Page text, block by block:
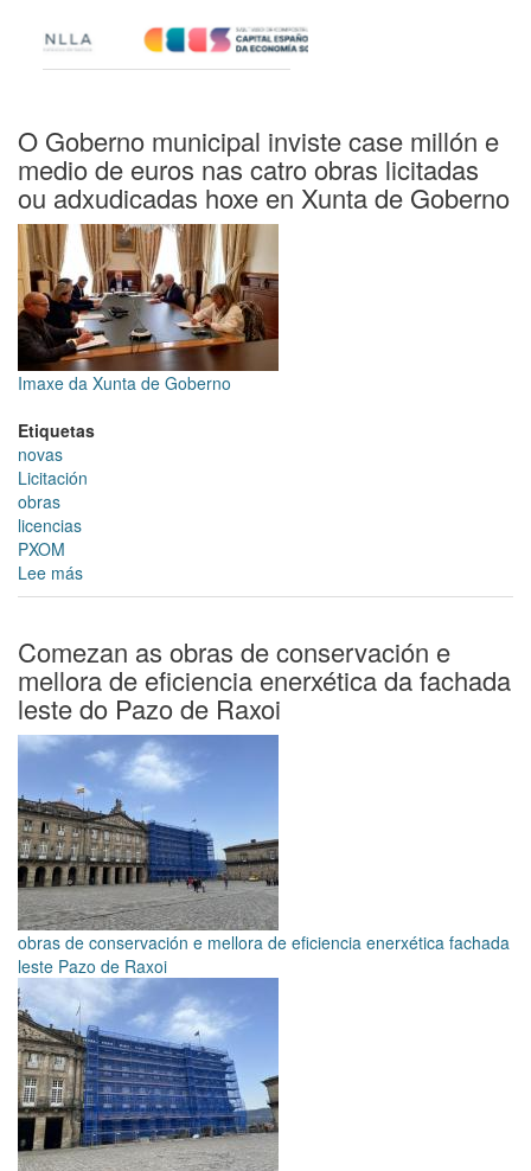
O Goberno municipal inviste case millón e
medio de euros nas catro obras licitadas
ou adxudicadas hoxe en Xunta de Goberno
Imaxe da Xunta de Goberno
Etiquetas
novas
Licitación
obras
licencias
PXOM
Lee más
O
municipal
inviste
case
millón
e
medio
de
euros
nas
catro
obras
licitadas
ou
adxudicadas
hoxe
en
Xunta
de
Goberno
Comezan as obras de conservación e
mellora de eficiencia enerxética da fachada
leste do Pazo de Raxoi
obras de conservación e mellora de eficiencia enerxética fachada
leste Pazo de Raxoi